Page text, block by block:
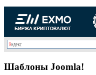
Шаблоны Joomla!